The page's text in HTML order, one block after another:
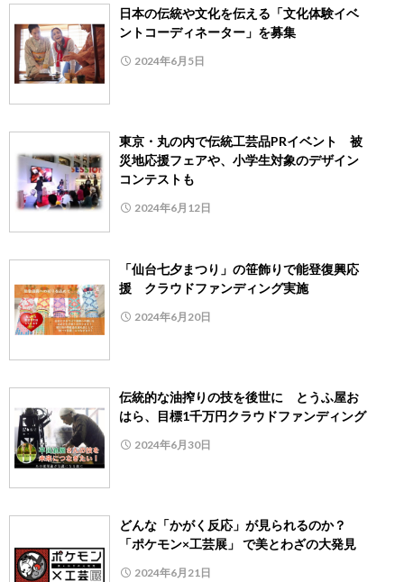
日本の伝統や文化を伝える「文化体験イベ
ントコーディネーター」を募集
2024年6月5日
東京・丸の内で伝統工芸品PRイベント 被
災地応援フェアや、小学生対象のデザイン
コンテストも
2024年6月12日
「仙台七夕まつり」の笹飾りで能登復興応
援 クラウドファンディング実施
2024年6月20日
伝統的な油搾りの技を後世に とうふ屋お
はら、目標1千万円クラウドファンディング
2024年6月30日
どんな「かがく反応」が見られるのか？
「ポケモン×工芸展」 で美とわざの大発見
2024年6月21日